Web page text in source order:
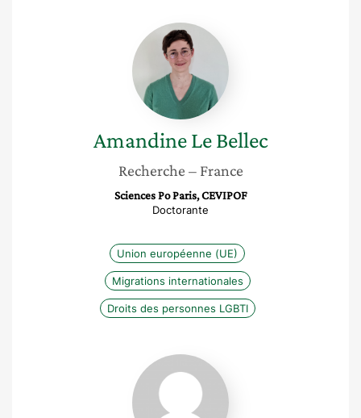
Amandine
Le
Bellec
Amandine Le Bellec
Recherche – France
Sciences Po Paris, CEVIPOF
Doctorante
Union européenne (UE)
Migrations internationales
Droits des personnes LGBTI
Isabelle
Mathieu